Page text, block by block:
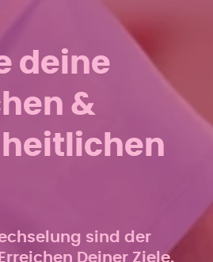
deine
&
sind der
Deiner Ziele.